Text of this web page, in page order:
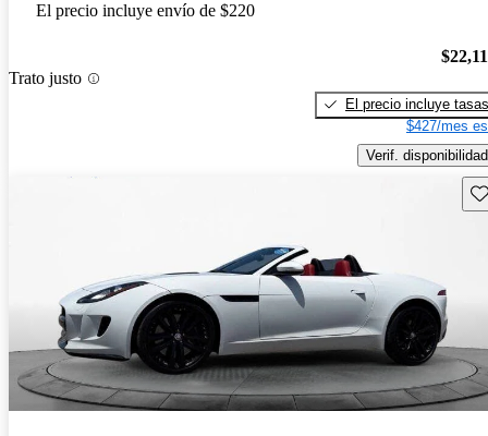
El precio incluye envío de $220
Trato justo
El precio incluye tasas
$427/mes
Verif. disponibilidad